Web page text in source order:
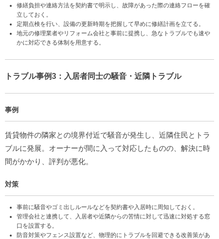
修繕負担や連絡方法を契約書で明示し、故障があった際の連絡フローを確
立しておく。
定期点検を行い、設備の更新時期を把握して早めに修繕計画を立てる。
地元の修理業者やリフォーム会社と事前に提携し、急なトラブルでも速や
かに対応できる体制を用意する。
トラブル事例3：入居者同士の騒音・近隣トラブル
事例
賃貸物件の隣家との境界付近で騒音が発生し、近隣住民とトラ
ブルに発展。オーナーが間に入って対応したものの、解決に時
間がかかり、評判が悪化。
対策
事前に騒音やゴミ出しルールなどを契約書や入居時に周知しておく。
管理会社と連携して、入居者や近隣からの苦情に対して迅速に対処する窓
口を設置する。
防音対策やフェンス設置など、物理的にトラブルを回避できる改善策があ